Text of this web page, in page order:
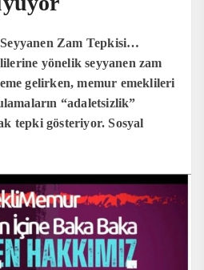
Zam Tepkisi…
yönelik seyyanen zam
gelirken, memur emeklileri
“adaletsizlik”
tepki gösteriyor. Sosyal